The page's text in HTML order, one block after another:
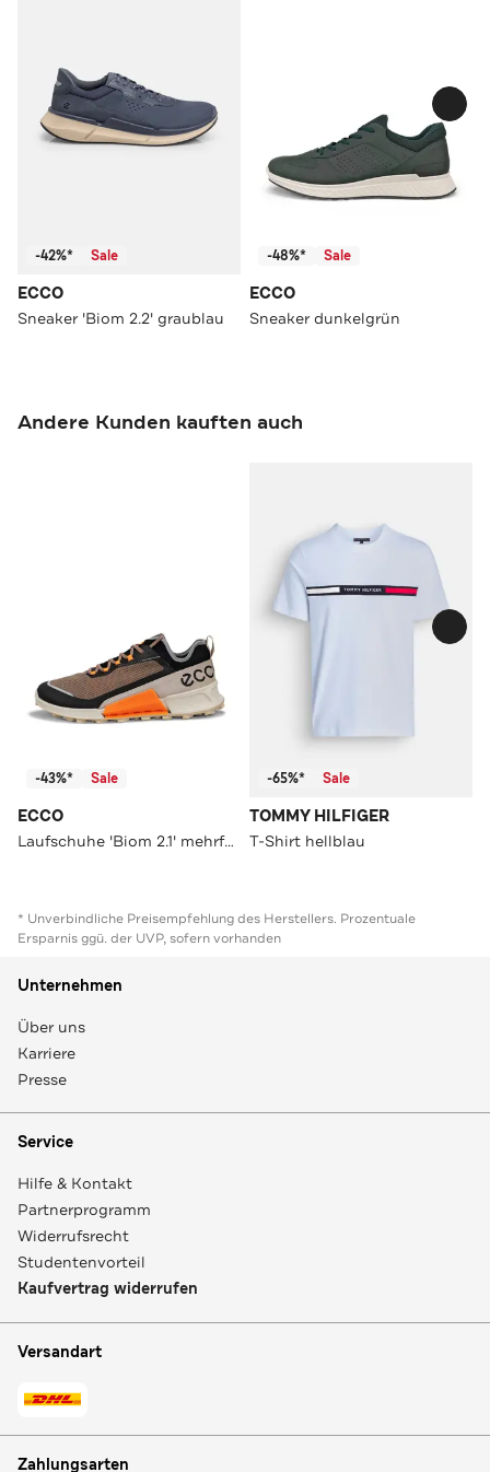
-42%* Sale
ECCO
Sneaker 'Biom 2.2' graublau
-48%* Sale
ECCO
Sneaker dunkelgrün
Andere Kunden kauften auch
-43%* Sale
ECCO
Laufschuhe 'Biom 2.1' mehrfarbig
-65%* Sale
TOMMY HILFIGER
T-Shirt hellblau
* Unverbindliche Preisempfehlung des Herstellers. Prozentuale
Ersparnis ggü. der UVP, sofern vorhanden
Unternehmen
Über uns
Karriere
Presse
Service
Hilfe & Kontakt
Partnerprogramm
Widerrufsrecht
Studentenvorteil
Kaufvertrag widerrufen
Versandart
Zahlungsarten